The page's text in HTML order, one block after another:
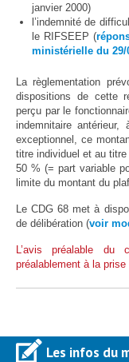
janvier 2000)
l’indemnité de
le RIFSEEP (
ministérielle du 29/
La règlementation
dispositions de cette
perçu par le
indemnitaire
exceptionnel, ce
titre individuel et au
50 % (= part variable
limite du montant du
Le CDG 68 met à
de délibération (voir
L’avis préalable
préalablement à la prise
Les infos du